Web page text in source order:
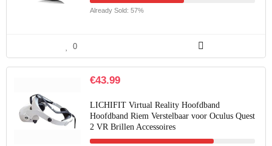
Already Sold: 57%
0
€43.99
LICHIFIT Virtual Reality Hoofdband
Hoofdband Riem Verstelbaar voor Oculus Quest
2 VR Brillen Accessoires